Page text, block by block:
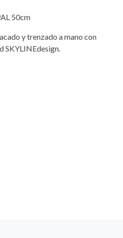
50cm
y trenzado a mano con
SKYLINEdesign.